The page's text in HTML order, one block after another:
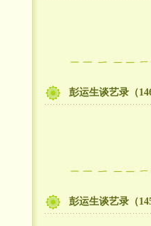
彭运生谈艺录（
彭运生谈艺录（